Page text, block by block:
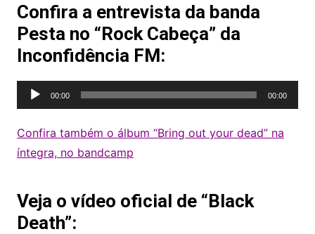
Confira a entrevista da banda
Pesta no “Rock Cabeça” da
Inconfidência FM:
Tocador
de
áudio
00:00 00:00
Confira também o álbum “Bring out your dead” na
íntegra, no bandcamp
Veja o vídeo oficial de “Black
Death”: